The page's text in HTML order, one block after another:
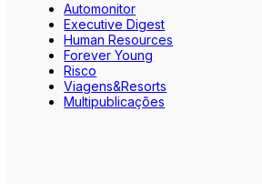
Automonitor
Executive Digest
Human Resources
Forever Young
Risco
Viagens&Resorts
Multipublicações